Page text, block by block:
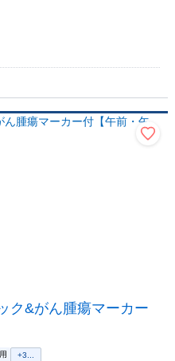
ク&がん腫瘍マーカー
+3...